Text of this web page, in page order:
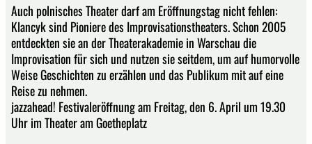
Auch polnisches Theater darf am Eröffnungstag nicht fehlen:
Klancyk sind Pioniere des Improvisationstheaters. Schon 2005
entdeckten sie an der Theaterakademie in Warschau die
Improvisation für sich und nutzen sie seitdem, um auf humorvolle
Weise Geschichten zu erzählen und das Publikum mit auf eine
Reise zu nehmen.
jazzahead! Festivaleröffnung am Freitag, den 6. April um 19.30
Uhr im Theater am Goetheplatz